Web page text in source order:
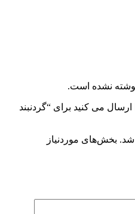
نشده است.
ارسال می کنید برای “گردنبند
شد. بخش‌های موردنیاز